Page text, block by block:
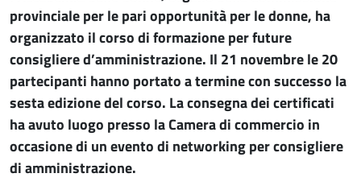
provinciale per le pari opportunità per le donne, ha
organizzato il corso di formazione per future
consigliere d’amministrazione. Il 21 novembre le 20
partecipanti hanno portato a termine con successo la
sesta edizione del corso. La consegna dei certificati
ha avuto luogo presso la Camera di commercio in
occasione di un evento di networking per consigliere
di amministrazione.